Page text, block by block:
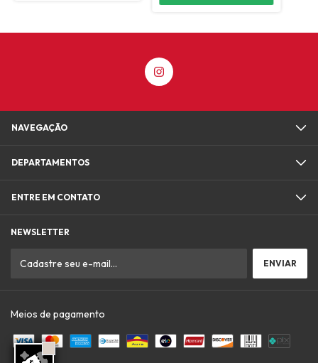
NAVEGAÇÃO
DEPARTAMENTOS
ENTRE EM CONTATO
NEWSLETTER
Meios de pagamento